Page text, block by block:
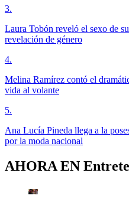
3.
Laura Tobón reveló el sexo de
revelación de género
4.
Melina Ramírez contó el
vida al volante
5.
Ana Lucía Pineda llega a la
por la moda nacional
AHORA EN